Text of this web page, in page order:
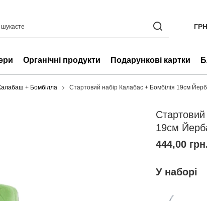
ГРН
Органічні продукти Подарункові картки
+ Бомбілла Стартовий набір Калабас + Бомбілія 19см
Стартовий
19см
У наборі
444,00